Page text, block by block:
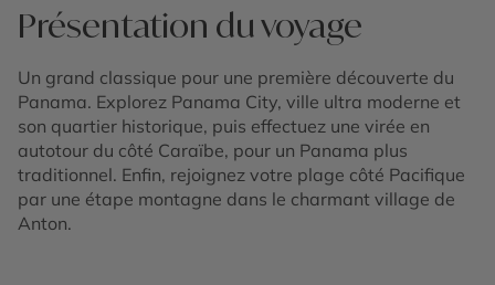
Présentation du voyage
Un grand classique pour une première découverte du
Panama. Explorez Panama City, ville ultra moderne et
son quartier historique, puis effectuez une virée en
autotour du côté Caraïbe, pour un Panama plus
traditionnel. Enfin, rejoignez votre plage côté Pacifique
par une étape montagne dans le charmant village de
Anton.